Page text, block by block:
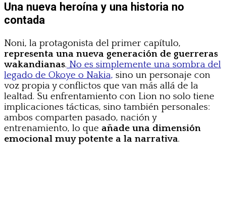
Una nueva heroína y una historia no
contada
Noni, la protagonista del primer capítulo,
representa una nueva generación de guerreras
wakandianas. No es simplemente una sombra del
legado de Okoye o Nakia, sino un personaje con
voz propia y conflictos que van más allá de la
lealtad. Su enfrentamiento con Lion no solo tiene
implicaciones tácticas, sino también personales:
ambos comparten pasado, nación y
entrenamiento, lo que añade una dimensión
emocional muy potente a la narrativa.